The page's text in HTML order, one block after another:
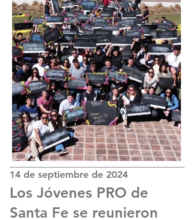
14 de septiembre de 2024
Los Jóvenes PRO de
Santa Fe se reunieron